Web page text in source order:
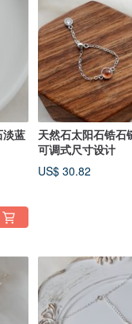
淡蓝
天然石太阳石锆石
可调式尺寸设计
US$ 30.82